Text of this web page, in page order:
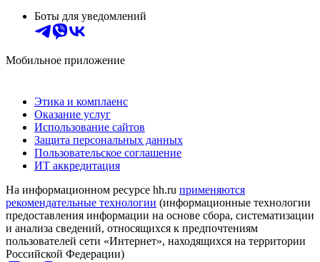
Боты для уведомлений
Мобильное приложение
Этика и комплаенс
Оказание услуг
Использование сайтов
Защита персональных данных
Пользовательское соглашение
ИТ аккредитация
На информационном ресурсе hh.ru применяются
рекомендательные технологии (информационные технологии
предоставления информации на основе сбора, систематизации
и анализа сведений, относящихся к предпочтениям
пользователей сети «Интернет», находящихся на территории
Российской Федерации)